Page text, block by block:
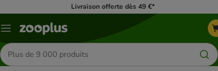
Livraison offerte dès 49 €*
Menu
Rechercher
des
produits